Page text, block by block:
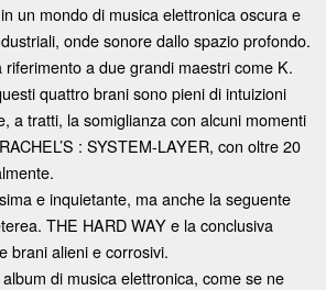
un mondo di musica elettronica oscura e
onde sonore dallo spazio profondo.
riferimento a due grandi maestri come K.
quattro brani sono pieni di intuizioni
a tratti, la somiglianza con alcuni momenti
: SYSTEM-LAYER, con oltre 20
e inquietante, ma anche la seguente
THE HARD WAY e la conclusiva
brani alieni e corrosivi.
di musica elettronica, come se ne